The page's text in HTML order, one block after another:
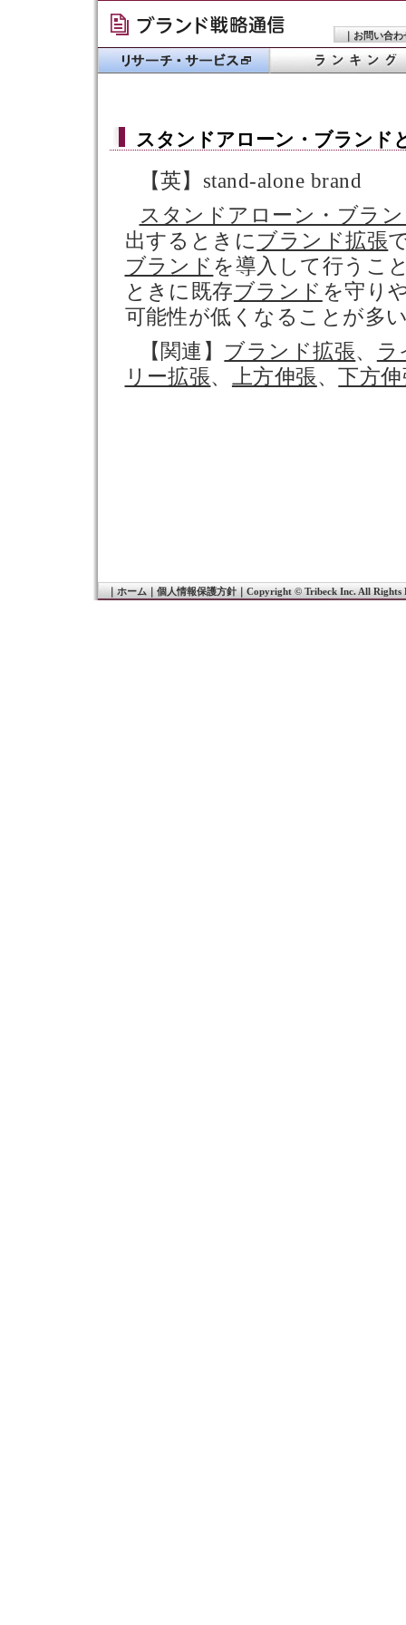
｜ お問い合わ
スタンドアローン・ブランド
【英】stand-alone brand
スタンドアローン・ブラ
出するときに ブランド拡張
ブランド を導入して行うこ
ときに既存ブランド を守り
可能性が低くなることが多
【関連】 ブランド拡張、 ラ
リー拡張、 上方伸張、下方
ホーム｜ 個人情報保護方針｜ Copyright © Tribeck Inc. All Rights